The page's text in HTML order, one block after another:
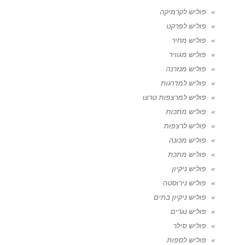
פוליש לקרמיקה
פוליש לפרקט
פוליש מחיר
פוליש מגוויר
פוליש מנזרנה
פוליש למדרגות
פוליש למרצפות טרצו
פוליש מתכות
פוליש לרצפות
פוליש מכונה
פוליש מתכת
פוליש ניקיון
פוליש נירוסטה
פוליש ניקיון בתים
פוליש נגרים
פוליש סילר
פוליש לספות